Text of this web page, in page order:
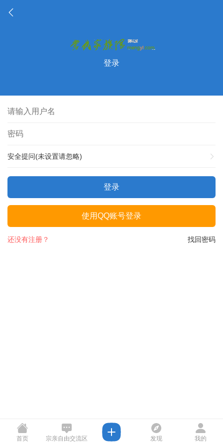
登录
安全提问(未设置请忽略)
登录
使用QQ账号登录
找回密码
还没有注册？
首页 宗亲自由交流区 发现 我的